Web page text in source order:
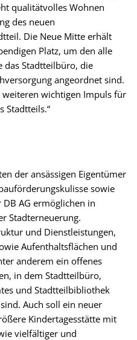
qualitätvolles Wohnen
des neuen
Die Neue Mitte erhält
Platz, um den alle
das Stadtteilbüro, die
angeordnet sind.
wichtigen Impuls für
Stadtteils.“
der ansässigen Eigentümer
sowie
AG ermöglichen in
Stadterneuerung.
und Dienstleistungen,
Aufenthaltsflächen und
anderem ein offenes
in dem Stadtteilbüro,
und Stadtteilbibliothek
Auch soll ein neuer
Kindertagesstätte mit
vielfältiger und